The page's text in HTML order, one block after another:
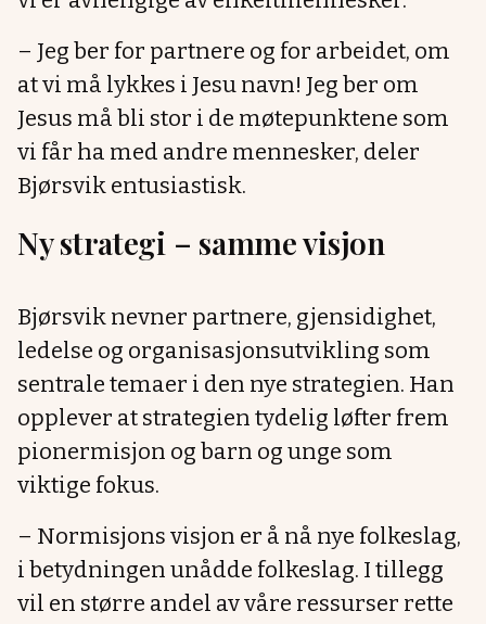
– Jeg ber for partnere og for arbeidet, om
at vi må lykkes i Jesu navn! Jeg ber om
Jesus må bli stor i de møtepunktene som
vi får ha med andre mennesker, deler
Bjørsvik entusiastisk.
Ny strategi – samme visjon
Bjørsvik nevner partnere, gjensidighet,
ledelse og organisasjonsutvikling som
sentrale temaer i den nye strategien. Han
opplever at strategien tydelig løfter frem
pionermisjon og barn og unge som
viktige fokus.
– Normisjons visjon er å nå nye folkeslag,
i betydningen unådde folkeslag. I tillegg
vil en større andel av våre ressurser rette